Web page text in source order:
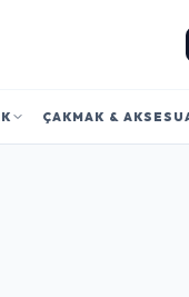
ÇAKMAK &